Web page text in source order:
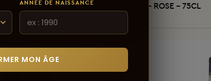
PRINCE - ROSE - 75CL
15,376 DT
ANNÉE DE NAISSANCE
MON ÂGE